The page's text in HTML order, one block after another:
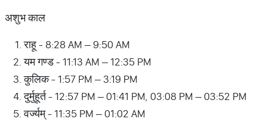
अशुभ काल
राहू - 8:28 AM – 9:50 AM
यम गण्ड - 11:13 AM – 12:35 PM
कुलिक - 1:57 PM – 3:19 PM
दुर्मुहूर्त - 12:57 PM – 01:41 PM, 03:08 PM – 03:52 PM
वर्ज्यम् - 11:35 PM – 01:02 AM